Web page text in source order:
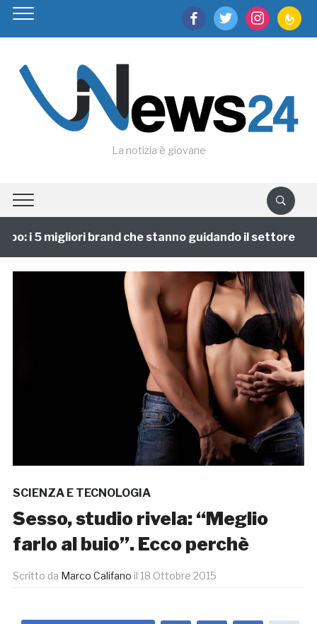
facebooktwitter instagram
La notizia è giovane
i 5 migliori brand che stanno guidando il settore
SCIENZA E TECNOLOGIA
Sesso, studio rivela: “Meglio
farlo al buio”. Ecco perchè
Scritto da Marco Califano il 18 Ottobre 2015